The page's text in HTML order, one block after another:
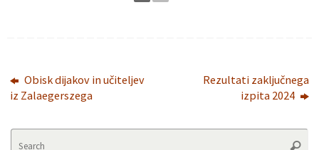
Obisk dijakov in učiteljev
iz Zalaegerszega
Rezultati zaključnega
izpita 2024